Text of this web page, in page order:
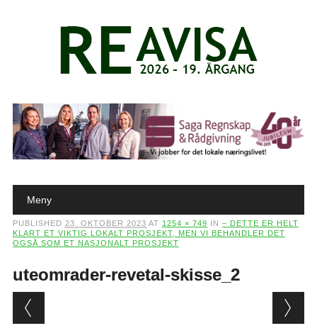
Main menu
Meny
PUBLISHED 23. OKTOBER 2023 AT 1254 × 749 IN – DETTE ER HELT
KLART ET VIKTIG LOKALT PROSJEKT, MEN VI BEHANDLER DET
OGSÅ SOM ET NASJONALT PROSJEKT
uteomrader-revetal-skisse_2